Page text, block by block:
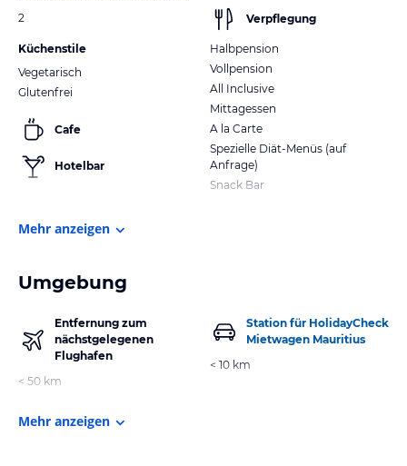
2
Küchenstile
Vegetarisch
Glutenfrei
Cafe
Hotelbar
Verpflegung
Halbpension
Vollpension
All Inclusive
Mittagessen
A la Carte
Spezielle Diät-Menüs (auf
Anfrage)
Snack Bar
Mehr anzeigen
Umgebung
Entfernung zum
nächstgelegenen
Flughafen
< 50 km
Station für HolidayCheck
Mietwagen Mauritius
< 10 km
Mehr anzeigen